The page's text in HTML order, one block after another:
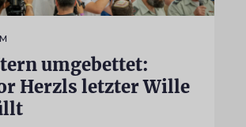
umgebettet:
Herzls letzter Wille